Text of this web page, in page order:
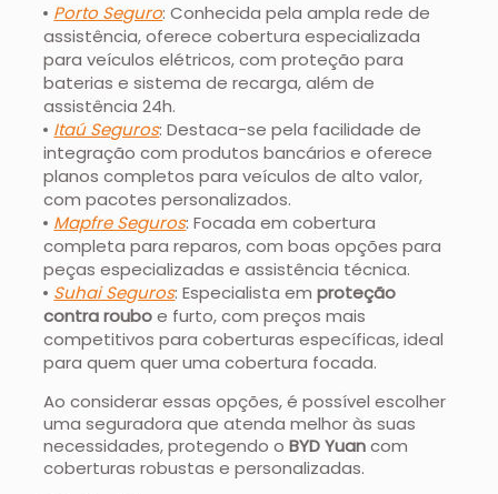
Porto Seguro: Conhecida pela ampla rede de
assistência, oferece cobertura especializada
para veículos elétricos, com proteção para
baterias e sistema de recarga, além de
assistência 24h.
Itaú Seguros: Destaca-se pela facilidade de
integração com produtos bancários e oferece
planos completos para veículos de alto valor,
com pacotes personalizados.
Mapfre Seguros: Focada em cobertura
completa para reparos, com boas opções para
peças especializadas e assistência técnica.
Suhai Seguros: Especialista emproteção
contra rouboe furto, com preços mais
competitivos para coberturas específicas, ideal
para quem quer uma cobertura focada.
Ao considerar essas opções, é possível escolher
uma seguradora que atenda melhor às suas
necessidades, protegendo oBYD Yuancom
coberturas robustas e personalizadas.